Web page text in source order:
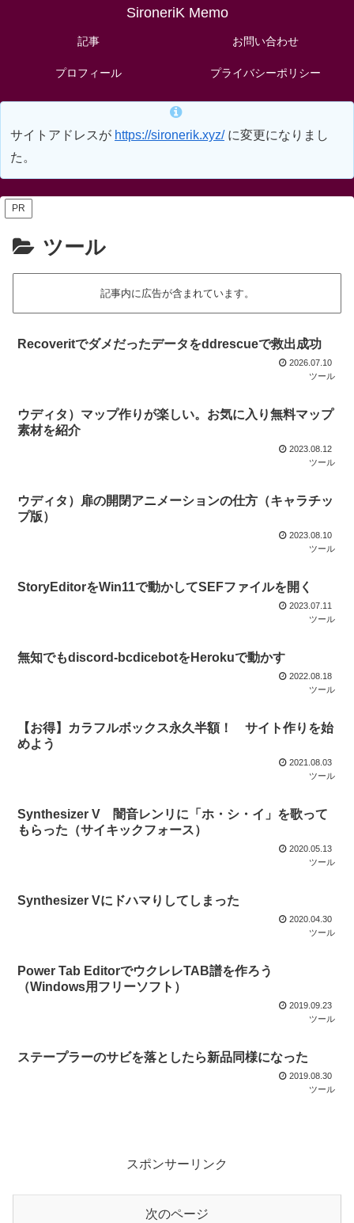
SironeriK Memo
記事 お問い合わせ
プロフィール プライバシーポリシー
サイトアドレスが https://sironerik.xyz/に変更になりまし
た。
PR
ツール
記事内に広告が含まれています。
Recoveritでダメだったデータをddrescueで救出成功
2026.07.10
ツール
ウディタ）マップ作りが楽しい。お気に入り無料マップ
素材を紹介
2023.08.12
ツール
ウディタ）扉の開閉アニメーションの仕方（キャラチッ
プ版）
2023.08.10
ツール
StoryEditorをWin11で動かしてSEFファイルを開く
2023.07.11
ツール
無知でもdiscord-bcdicebotをHerokuで動かす
2022.08.18
ツール
【お得】カラフルボックス永久半額！ サイト作りを始
めよう
2021.08.03
ツール
Synthesizer V 闇音レンリに「ホ・シ・イ」を歌って
もらった（サイキックフォース）
2020.05.13
ツール
Synthesizer Vにドハマりしてしまった
2020.04.30
ツール
Power Tab EditorでウクレレTAB譜を作ろう
（Windows用フリーソフト）
2019.09.23
ツール
ステープラーのサビを落としたら新品同様になった
2019.08.30
ツール
スポンサーリンク
次のページ